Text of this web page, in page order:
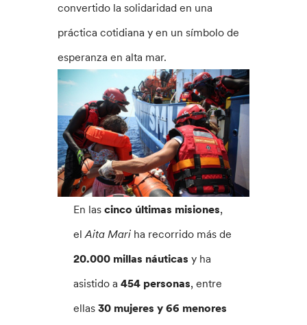
convertido la solidaridad en una
práctica cotidiana y en un símbolo de
esperanza en alta mar.
En las cinco últimas misiones,
elAita Mariha recorrido más de
20.000 millas náuticas y ha
asistido a 454 personas, entre
ellas 30 mujeres y 66 menores